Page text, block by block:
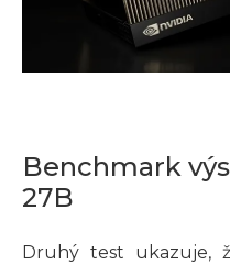
Benchmark
27B
Druhý test ukazuje,